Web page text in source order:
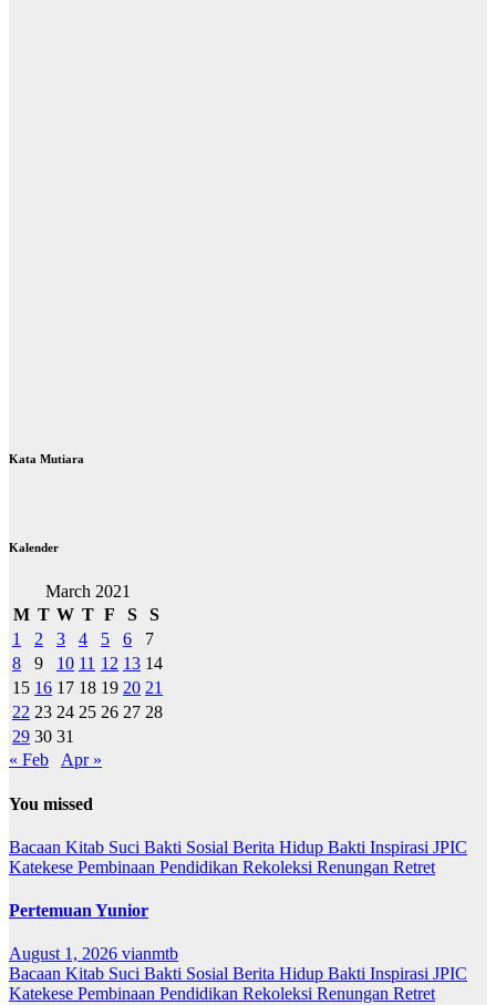
Kata Mutiara
Kalender
March 2021
M T W T F S
S
1
2 3 4 5 6
7
8
9 10 11 12 13 14
15 16 17 18 19 20 21
22 23 24 25 26 27 28
29 30 31
« Feb
Apr »
You missed
Bacaan Kitab Suci Bakti Sosial Berita Hidup Bakti Inspirasi JPIC
Katekese Pembinaan Pendidikan Rekoleksi Renungan Retret
Pertemuan Yunior
August 1, 2026 vianmtb
Bacaan Kitab Suci Bakti Sosial Berita Hidup Bakti Inspirasi JPIC
Katekese Pembinaan Pendidikan Rekoleksi Renungan Retret